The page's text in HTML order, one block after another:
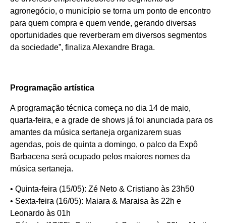
agronegócio, o município se torna um ponto de encontro
para quem compra e quem vende, gerando diversas
oportunidades que reverberam em diversos segmentos
da sociedade”, finaliza Alexandre Braga.
Programação artística
A programação técnica começa no dia 14 de maio,
quarta-feira, e a grade de shows já foi anunciada para os
amantes da música sertaneja organizarem suas
agendas, pois de quinta a domingo, o palco da Expô
Barbacena será ocupado pelos maiores nomes da
música sertaneja.
• Quinta-feira (15/05): Zé Neto & Cristiano às 23h50
• Sexta-feira (16/05): Maiara & Maraisa às 22h e
Leonardo às 01h